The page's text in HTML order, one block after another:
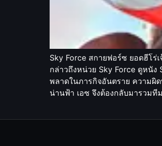
Sky Force สกายฟอร์ซ ยอดฮีโร่
กล่าวถึงหน่วย Sky Force ดูหนั
พลาดในภารกิจอันตราย ความผิ
น่านฟ้า เอซ จึงต้องกลับมารวมที